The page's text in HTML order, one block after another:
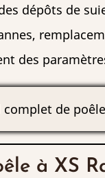
dépôts de
des
de
à XS